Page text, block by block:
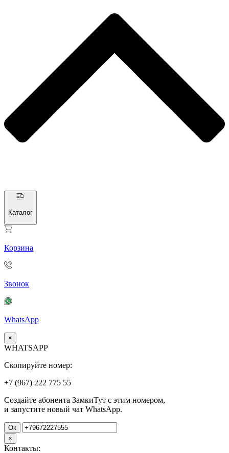
Каталог
Корзина
Звонок
WhatsApp
×
WHATSAPP
Скопируйте номер:
+7 (967) 222 775 55
Создайте абонента ЗамкиТут с этим номером,
и запустите новый чат WhatsApp.
Ок
×
Контакты: